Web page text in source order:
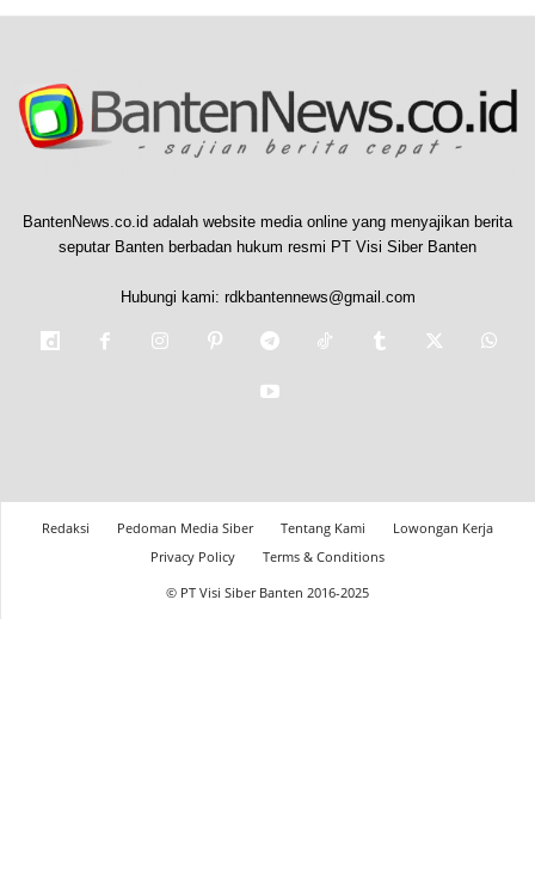
BantenNews.co.id adalah website media online yang menyajikan berita
seputar Banten berbadan hukum resmi PT Visi Siber Banten
Hubungi kami: rdkbantennews@gmail.com
Redaksi Pedoman Media Siber Tentang Kami
Lowongan Kerja
Privacy Policy
Terms & Conditions
© PT Visi Siber Banten 2016-2025